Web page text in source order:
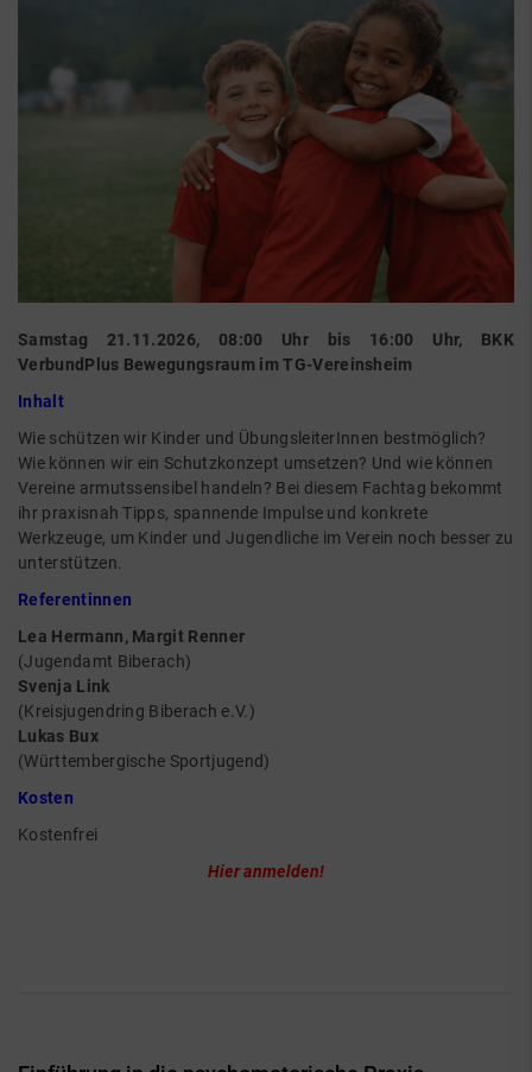
Samstag 21.11.2026, 08:00 Uhr bis 16:00 Uhr, BKK
VerbundPlus Bewegungsraum im TG-Vereinsheim
Inhalt
Wie schützen wir Kinder und ÜbungsleiterInnen bestmöglich?
Wie können wir ein Schutzkonzept umsetzen? Und wie können
Vereine armutssensibel handeln? Bei diesem Fachtag bekommt
ihr praxisnah Tipps, spannende Impulse und konkrete
Werkzeuge, um Kinder und Jugendliche im Verein noch besser zu
unterstützen.
Referentinnen
Lea Hermann, Margit Renner
(Jugendamt Biberach)
Svenja Link
(Kreisjugendring Biberach e.V.)
Lukas Bux
(Württembergische Sportjugend)
Kosten
Kostenfrei
Hier anmelden!